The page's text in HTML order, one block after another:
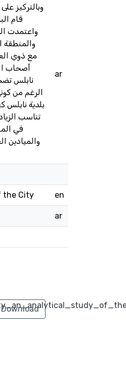
وبالتركيز
قام
واعتمدت
والمنطقة
مع ذوي
أصحاب
نابلس
الرغم من
بلدية نابلس
تناسب
في
والميادين
ar
the City en
ar